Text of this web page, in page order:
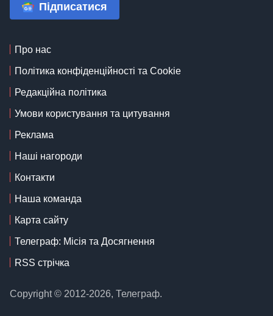
Підписатися
Про нас
Політика конфіденційності та Cookie
Редакційна політика
Умови користування та цитування
Реклама
Наші нагороди
Контакти
Наша команда
Карта сайту
Телеграф: Місія та Досягнення
RSS стрічка
Copyright © 2012-2026, Телеграф.